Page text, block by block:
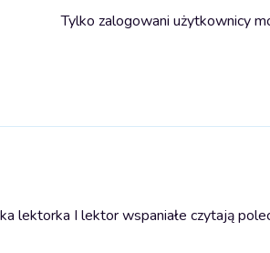
Tylko zalogowani użytkownicy
lektorka I lektor wspaniałe czytają